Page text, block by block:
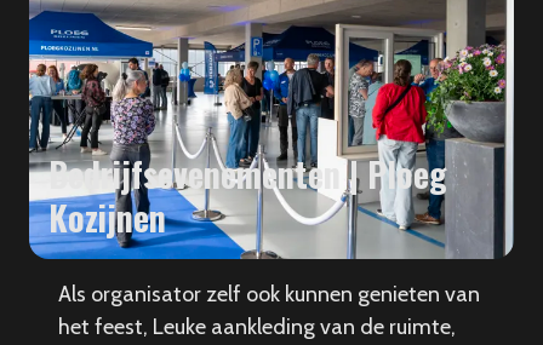
Bedrijfsevenementen | Ploeg
Kozijnen
Als organisator zelf ook kunnen genieten van
het feest, Leuke aankleding van de ruimte,